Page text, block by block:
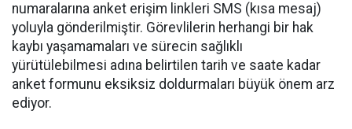
numaralarına anket erişim linkleri SMS (kısa mesaj)
yoluyla gönderilmiştir. Görevlilerin herhangi bir hak
kaybı yaşamamaları ve sürecin sağlıklı
yürütülebilmesi adına belirtilen tarih ve saate kadar
anket formunu eksiksiz doldurmaları büyük önem arz
ediyor.